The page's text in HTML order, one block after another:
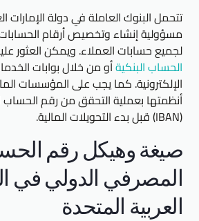
تتحمل البنوك العاملة في دولة الإمارات
مسؤولية إنشاء وتخصيص أرقام الحسابات
لجميع حسابات العملاء. ويمكن العثور
الحساب البنكيةأو من خلال بوابات
الإلكترونية. كما يجب على المؤسسات
أنظمتها بعملية التحقق من رقم
(IBAN) قبل بدء التحويلات المالية.
صيغة وهيكل رقم
المصرفي الدولي في
العربية المتحدة